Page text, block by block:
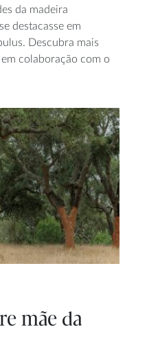
da madeira
destacasse em
Descubra mais
colaboração com o
mãe da